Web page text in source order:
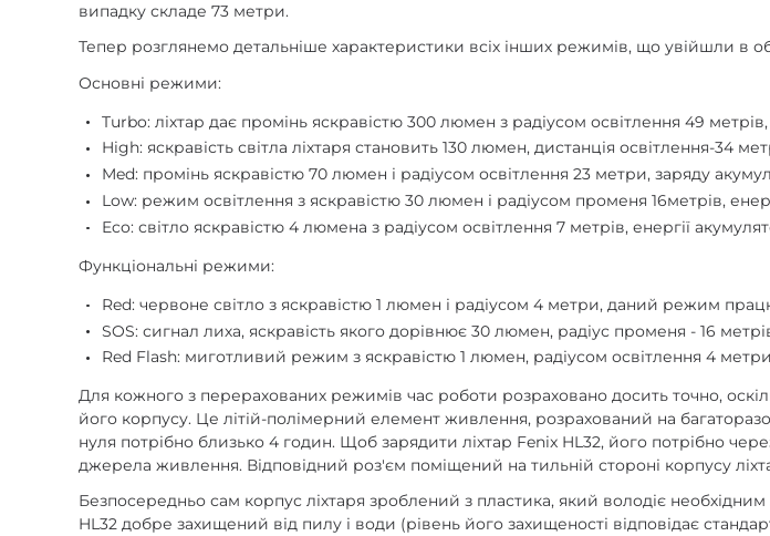
випадку складе 73 метри.
Тепер розглянемо детальніше характеристики всіх інших режимів, що увійшли в
Основні режими:
Turbo: ліхтар дає промінь яскравістю 300 люмен з радіусом освітлення 49
High: яскравість світла ліхтаря становить 130 люмен, дистанція освітлення-34
Med: промінь яскравістю 70 люмен і радіусом освітлення 23 метри, заряду
Low: режим освітлення з яскравістю 30 люмен і радіусом променя 16метрів,
Eco: світло яскравістю 4 люмена з радіусом освітлення 7 метрів, енергії
Функціональні режими:
Red: червоне світло з яскравістю 1 люмен і радіусом 4 метри, даний режим
SOS: сигнал лиха, яскравість якого дорівнює 30 люмен, радіус променя - 16
Red Flash: миготливий режим з яскравістю 1 люмен, радіусом освітлення 4
Для кожного з перерахованих режимів час роботи розраховано досить точно,
його корпусу. Це літій-полімерний елемент живлення, розрахований на
нуля потрібно близько 4 годин. Щоб зарядити ліхтар Fenix HL32, його потрібно
джерела живлення. Відповідний роз'єм поміщений на тильній стороні корпусу
Безпосередньо сам корпус ліхтаря зроблений з пластика, який володіє
HL32 добре захищений від пилу і води (рівень його захищеності відповідає